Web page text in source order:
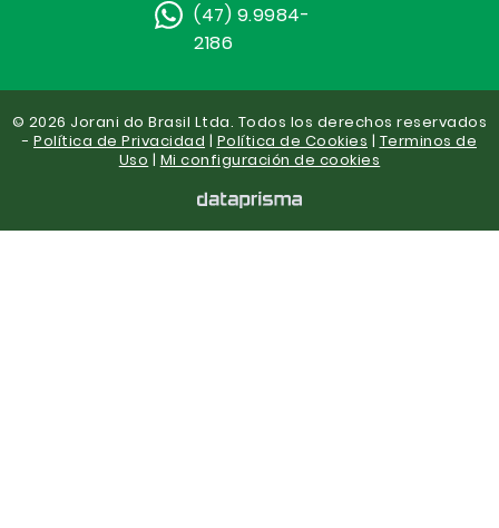
(47) 9.9984-
2186
© 2026 Jorani do Brasil Ltda. Todos los derechos reservados
- Política de Privacidad | Política de Cookies | Terminos de
Uso | Mi configuración de cookies